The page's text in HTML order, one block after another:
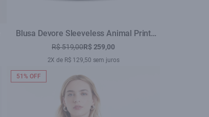
Blusa Devore Sleeveless Animal Print
Preto
R$ 519,00R$ 259,00
2X de R$ 129,50 sem juros
51% OFF